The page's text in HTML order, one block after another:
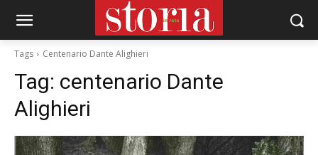
Tags Centenario Dante Alighieri
Tag: centenario Dante
Alighieri